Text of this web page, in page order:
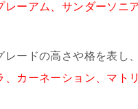
レーアム、サンダーソニ
レードの高さや格を表し
、カーネーション、マト